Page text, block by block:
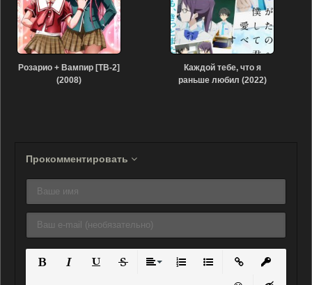
Розарио + Вампир [ТВ-2]
(2008)
Каждой тебе, что я
раньше любил (2022)
Прокомментировать
Нумерованный список
Маркированный
Вставить ссылку
Вставить